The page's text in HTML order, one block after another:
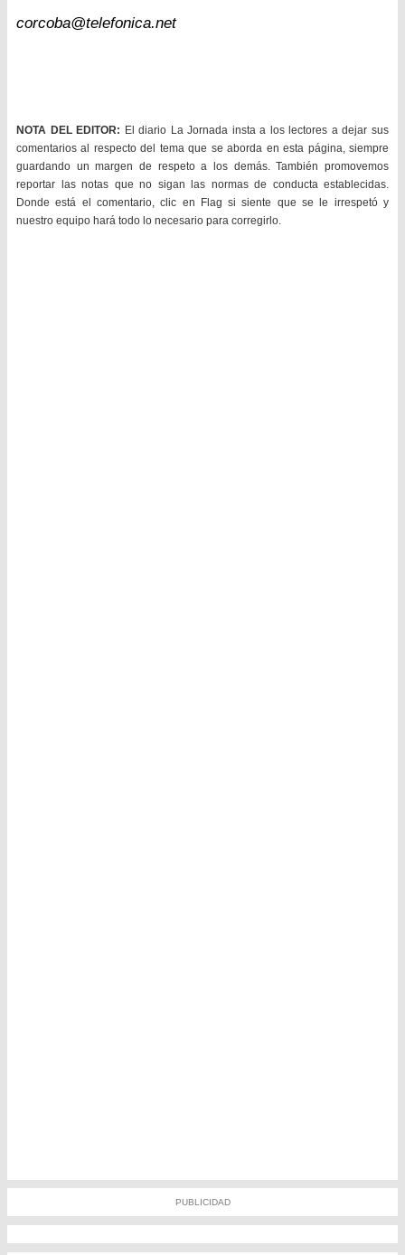
corcoba@telefonica.net
NOTA DEL EDITOR: El diario La Jornada insta a los lectores a dejar sus
comentarios al respecto del tema que se aborda en esta página, siempre
guardando un margen de respeto a los demás. También promovemos
reportar las notas que no sigan las normas de conducta establecidas.
Donde está el comentario, clic en Flag si siente que se le irrespetó y
nuestro equipo hará todo lo necesario para corregirlo.
PUBLICIDAD